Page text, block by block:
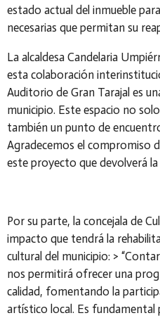
estado actual del inmueble
necesarias que permitan su
La alcaldesa Candelaria
esta colaboración
Auditorio de Gran Tarajal es
municipio. Este espacio no
también un punto de
Agradecemos el compromiso
este proyecto que devolverá la
Por su parte, la concejala de
impacto que tendrá la
cultural del municipio: >
nos permitirá ofrecer una
calidad, fomentando la
artístico local. Es fundamental